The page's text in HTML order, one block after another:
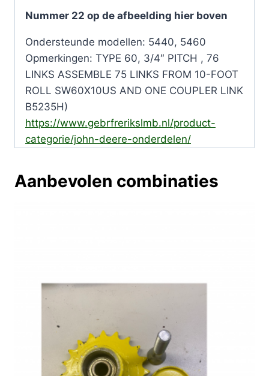
Nummer 22 op de afbeelding hier boven
Ondersteunde modellen: 5440, 5460
Opmerkingen: TYPE 60, 3/4″ PITCH , 76
LINKS ASSEMBLE 75 LINKS FROM 10-FOOT
ROLL SW60X10US AND ONE COUPLER LINK
B5235H)
https://www.gebrfrerikslmb.nl/product-
categorie/john-deere-onderdelen/
Aanbevolen combinaties